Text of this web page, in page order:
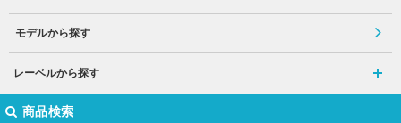
モデルから探す
レーベルから探す
商品検索